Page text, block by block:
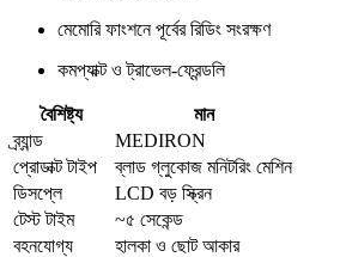
মেমোরি ফাংশনে পূর্বের রিডিং সংরক্ষণ
কমপ্যাক্ট ও ট্রাভেল-ফ্রেন্ডলি
বৈশিষ্ট্য
মান
ব্র্যান্ড
MEDIRON
প্রোডাক্ট টাইপ
ব্লাড গ্লুকোজ মনিটরিং মেশিন
ডিসপ্লে
LCD বড় স্ক্রিন
টেস্ট টাইম
~৫ সেকেন্ড
বহনযোগ্য
হালকা ও ছোট আকার